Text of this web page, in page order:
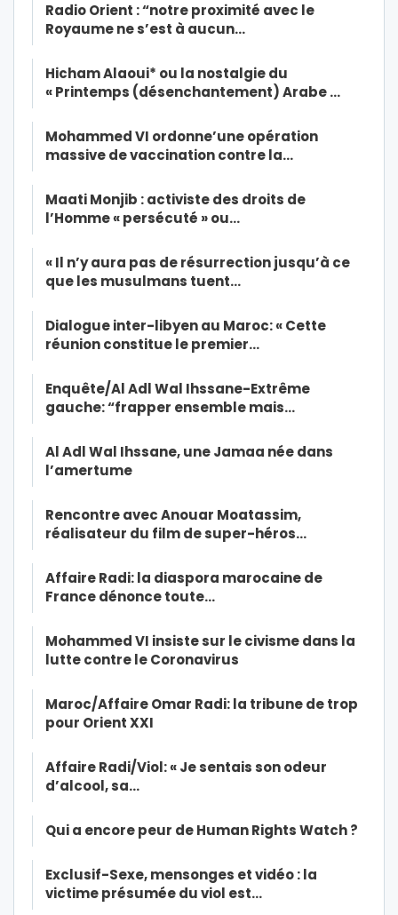
Radio Orient : “notre proximité avec le
Royaume ne s’est à aucun…
Hicham Alaoui* ou la nostalgie du
« Printemps (désenchantement) Arabe …
Mohammed VI ordonne’une opération
massive de vaccination contre la…
Maati Monjib : activiste des droits de
l’Homme « persécuté » ou…
« Il n’y aura pas de résurrection jusqu’à ce
que les musulmans tuent…
Dialogue inter-libyen au Maroc: « Cette
réunion constitue le premier…
Enquête/Al Adl Wal Ihssane-Extrême
gauche: “frapper ensemble mais…
Al Adl Wal Ihssane, une Jamaa née dans
l’amertume
Rencontre avec Anouar Moatassim,
réalisateur du film de super-héros…
Affaire Radi: la diaspora marocaine de
France dénonce toute…
Mohammed VI insiste sur le civisme dans la
lutte contre le Coronavirus
Maroc/Affaire Omar Radi: la tribune de trop
pour Orient XXI
Affaire Radi/Viol: « Je sentais son odeur
d’alcool, sa…
Qui a encore peur de Human Rights Watch ?
Exclusif-Sexe, mensonges et vidéo : la
victime présumée du viol est…